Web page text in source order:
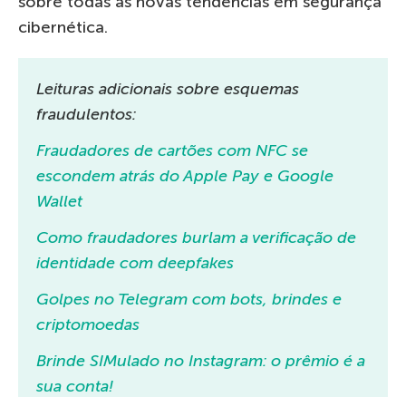
cibernética.
Leituras adicionais sobre esquemas
fraudulentos:
Fraudadores de cartões com NFC se
escondem atrás do Apple Pay e Google
Wallet
Como fraudadores burlam a verificação de
identidade com deepfakes
Golpes no Telegram com bots, brindes e
criptomoedas
Brinde SIMulado no Instagram: o prêmio é a
sua conta!